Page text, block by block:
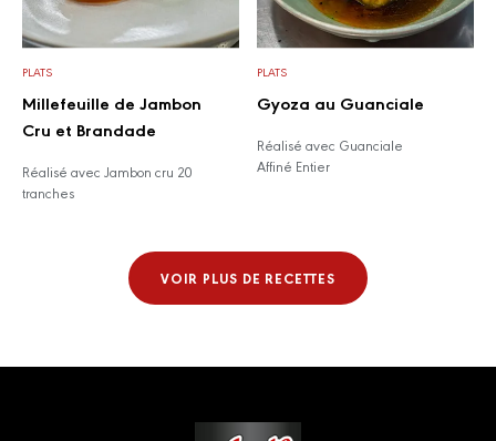
PLATS
Millefeuille de Jambon
Cru et Brandade
Réalisé avec Jambon cru 20
tranches
PLATS
Gyoza au Guanciale
Réalisé avec Guanciale
Affiné Entier
VOIR PLUS DE RECETTES